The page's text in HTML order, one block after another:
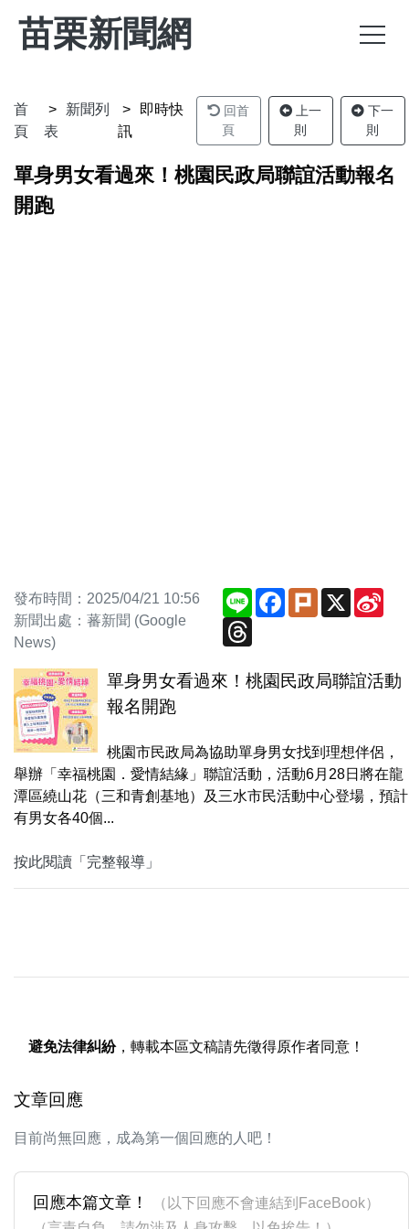
苗栗新聞網
首
頁
新聞列
表
即時快
訊
回首
頁
上一
則
下一
則
單身男女看過來！桃園民政局聯誼活動報名
開跑
發布時間：2025/04/21 10:56
新聞出處：蕃新聞 (Google
News)
Line Facebook
Plurk X
單身男女看過來！桃園民政局聯誼活動
報名開跑
桃園市民政局為協助單身男女找到理想伴侶，
舉辦「幸福桃園．愛情結緣」聯誼活動，活動6月28日將在龍
潭區繞山花（三和青創基地）及三水市民活動中心登場，預計
有男女各40個...
按此閱讀「完整報導」
避免法律糾紛，轉載本區文稿請先徵得原作者同意！
文章回應
目前尚無回應，成為第一個回應的人吧！
回應本篇文章！
（以下回應不會連結到FaceBook）